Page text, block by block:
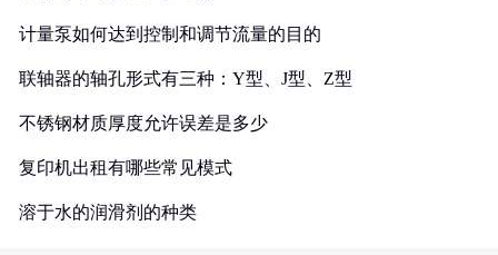
计量泵如何达到控制和调节流量的目的
联轴器的轴孔形式有三种：Y型、J型、Z型
不锈钢材质厚度允许误差是多少
复印机出租有哪些常见模式
溶于水的润滑剂的种类